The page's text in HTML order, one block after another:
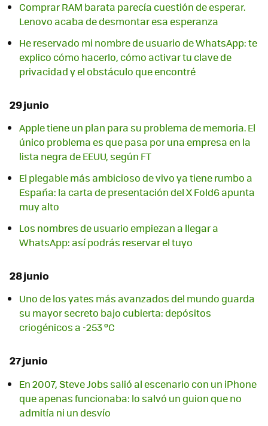
Comprar RAM barata parecía cuestión de esperar.
Lenovo acaba de desmontar esa esperanza
He reservado mi nombre de usuario de WhatsApp: te
explico cómo hacerlo, cómo activar tu clave de
privacidad y el obstáculo que encontré
29 junio
Apple tiene un plan para su problema de memoria. El
único problema es que pasa por una empresa en la
lista negra de EEUU, según FT
El plegable más ambicioso de vivo ya tiene rumbo a
España: la carta de presentación del X Fold6 apunta
muy alto
Los nombres de usuario empiezan a llegar a
WhatsApp: así podrás reservar el tuyo
28 junio
Uno de los yates más avanzados del mundo guarda
su mayor secreto bajo cubierta: depósitos
criogénicos a -253 ºC
27 junio
En 2007, Steve Jobs salió al escenario con un iPhone
que apenas funcionaba: lo salvó un guion que no
admitía ni un desvío